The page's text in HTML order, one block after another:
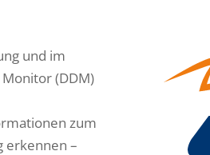
und im
(DDM)
zum
erkennen –